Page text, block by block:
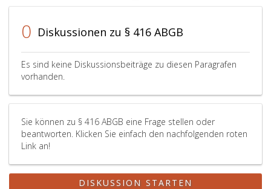
0 Diskussionen zu § 416 ABGB
Es sind keine Diskussionsbeiträge zu diesen Paragrafen
vorhanden.
Sie können zu § 416 ABGB eine Frage stellen oder
beantworten. Klicken Sie einfach den nachfolgenden roten
Link an!
DISKUSSION STARTEN